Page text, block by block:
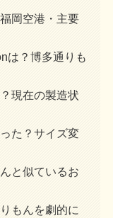
岡空港・主要
は？博多通りも
現在の製造状
た？サイズ変
と似ているお
もんを劇的に